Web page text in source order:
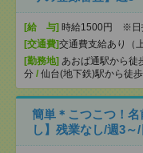
[給 与] 時給1500円 ※日
[交通費]交通費支給あり（
[勤務地] あおば通駅から徒
分 / 仙台(地下鉄)駅から徒
簡単＊こつこつ！
し】残業なし/週3